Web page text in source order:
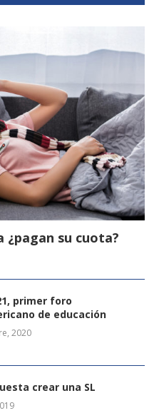
¿pagan su cuota?
primer foro
de educación
2020
crear una SL